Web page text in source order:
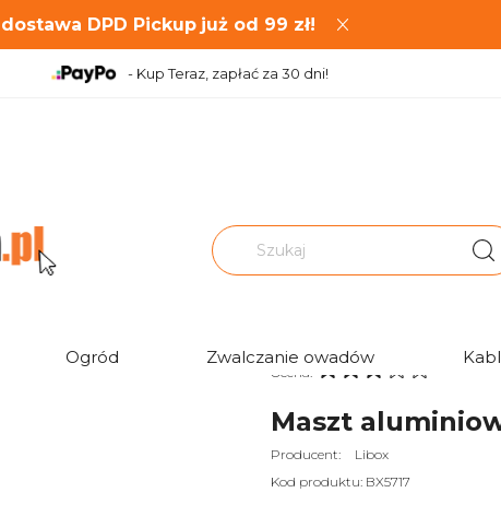
DPD Pickup już od 99 zł!
- Kup Teraz, zapłać za 30 dni!
Ogród Zwalczanie owadów
Ocena:
Maszt
Producent:
Libox
Kod produktu: BX5717